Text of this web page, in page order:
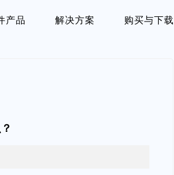
产品 解决方案 购买与下载